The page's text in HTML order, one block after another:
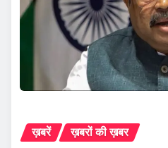
ख़बरें ख़बरों की ख़बर